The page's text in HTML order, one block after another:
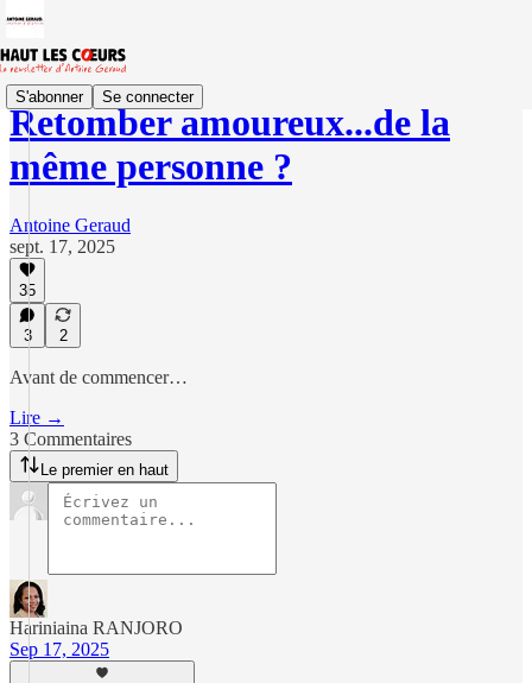
S'abonner Se connecter
Retomber amoureux...de la
même personne ?
Antoine Geraud
sept. 17, 2025
35
3 2
Avant de commencer…
Lire →
3 Commentaires
Le premier en haut
Hariniaina RANJORO
Sep 17, 2025